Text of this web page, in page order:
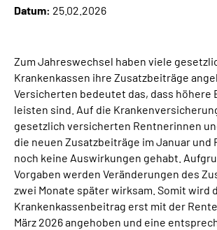
Online-Services
Language
Inhalte in Gebärdensprache (DGS)
Leichte Sprache
Mein Kundenportal
Datum: 25.02.2026
Zum Jahreswechsel haben viele
Krankenkassen ihre Zusatzbeiträge
Versicherten bedeutet das, dass höhere
leisten sind. Auf die
gesetzlich versicherten Rentnerinnen
die neuen Zusatzbeiträge im Januar und
noch keine Auswirkungen gehabt.
Vorgaben werden Veränderungen des
zwei Monate später wirksam. Somit wird
Krankenkassenbeitrag erst mit der
März 2026 angehoben und eine